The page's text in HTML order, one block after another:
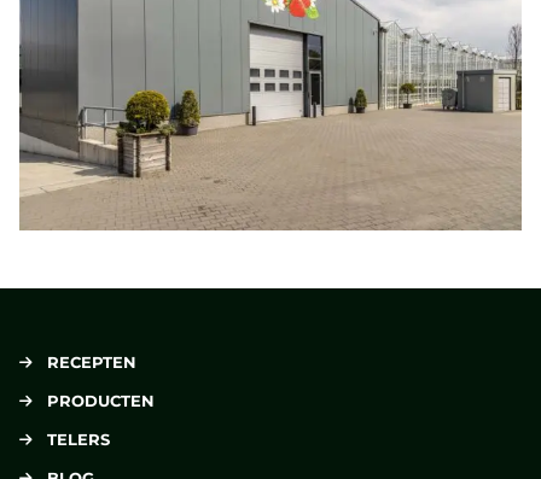
RECEPTEN
PRODUCTEN
TELERS